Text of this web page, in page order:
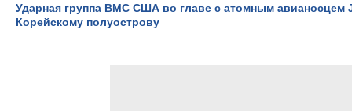
Ударная группа ВМС США во главе с атомным авианосцем
Корейскому полуострову